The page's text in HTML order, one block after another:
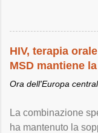
HIV, terapia
MSD mantiene
Ora dell'Europa
La combinazione
ha mantenuto la